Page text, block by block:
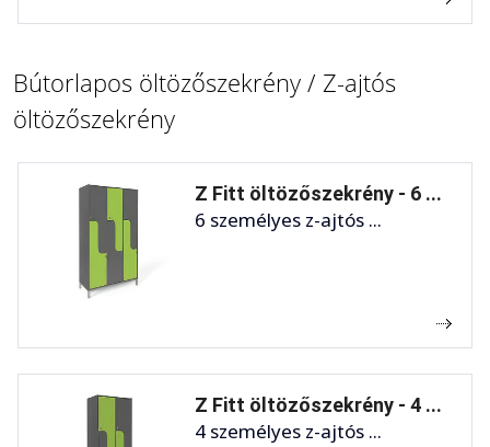
Bútorlapos öltözőszekrény / Z-ajtós
öltözőszekrény
Z Fitt öltözőszekrény - 6 ...
6 személyes z-ajtós ...
Z Fitt öltözőszekrény - 4 ...
4 személyes z-ajtós ...